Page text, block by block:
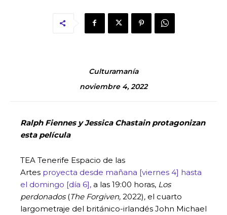
Culturamanía
noviembre 4, 2022
Ralph Fiennes y Jessica Chastain protagonizan
esta película
TEA Tenerife Espacio de las
Artes proyecta desde mañana [viernes 4] hasta
el domingo [día 6], a las 19:00 horas, Los
perdonados(The Forgiven, 2022), el cuarto
largometraje del británico-irlandés John Michael